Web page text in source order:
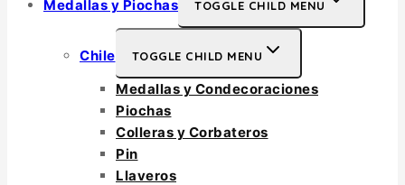
Medallas y Piochas TOGGLE CHILD MENU
Chile TOGGLE CHILD MENU
Medallas y Condecoraciones
Piochas
Colleras y Corbateros
Pin
Llaveros